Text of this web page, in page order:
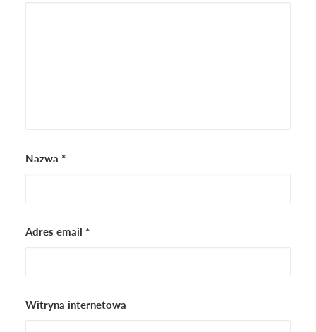
Nazwa *
Adres email *
Witryna internetowa